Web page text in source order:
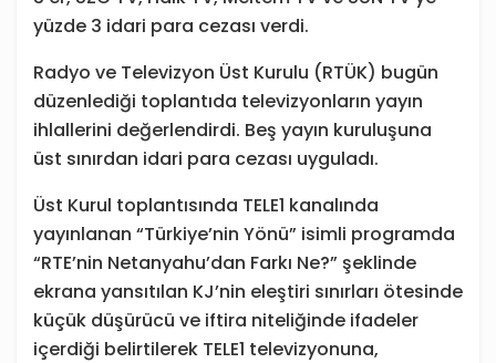
yüzde 3 idari para cezası verdi.
Radyo ve Televizyon Üst Kurulu (RTÜK) bugün
düzenlediği toplantıda televizyonların yayın
ihlallerini değerlendirdi. Beş yayın kuruluşuna
üst sınırdan idari para cezası uyguladı.
Üst Kurul toplantısında TELE1 kanalında
yayınlanan “Türkiye’nin Yönü” isimli programda
“RTE’nin Netanyahu’dan Farkı Ne?” şeklinde
ekrana yansıtılan KJ’nin eleştiri sınırları ötesinde
küçük düşürücü ve iftira niteliğinde ifadeler
içerdiği belirtilerek TELE1 televizyonuna,